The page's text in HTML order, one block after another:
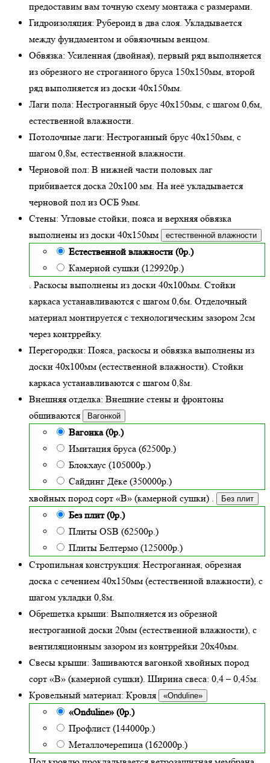
предоставим вам точную схему монтажа с размерами.
Гидроизоляция: Рубероид в два слоя. Укладывается
между фундаментом и обвязочным венцом.
Обвязка: Усиленная (двойная), первый ряд выполняется
из обрезного не строганного бруса 150х150мм, второй
ряд выполняется из доски 40х150мм.
Лаги пола: Нестроганный брус 40х150мм, с шагом 0,6м,
естественной влажности.
Потолочные лаги: Нестроганный брус 40х150мм, с
шагом 0,8м, естественной влажности.
Черновой пол: В нижней части половых лаг
прибивается доска 20х100 мм. На неё укладывается
черновой пол из ОСБ 9мм.
Стены: Угловые стойки, пояса и верхняя обвязка
выполнены из доски 40х150мм естественной влажности
Естественной влажности (0р.)
Камерной сушки (129920р.)
. Раскосы выполнены из доски 40х100мм. Стойки
каркаса устанавливаются с шагом 0,6м. Отделочный
материал монтируется с технологическим зазором 2см
через контррейку.
Перегородки: Пояса, раскосы и обвязка выполнены из
доски 40х100мм (естественной влажности). Стойки
каркаса устанавливаются с шагом 0,8м.
Внешняя отделка: Внешние стены и фронтоны
обшиваются
Вагонкой
Вагонка (0р.)
Имитация бруса (62500р.)
Блокхаус (105000р.)
Сайдинг Дёке (350000р.)
хвойных пород сорт «В» (камерной сушки) . Без плит
Без плит (0р.)
Плиты OSB (62500р.)
Плиты Белтермо (125000р.)
Стропильная конструкция: Нестроганная, обрезная
доска с сечением 40х150мм (естественной влажности), с
шагом укладки 0,8м.
Обрешетка крыши: Выполняется из обрезной
нестроганной доски 20мм (естественной влажности), с
вентиляционным зазором из контррейки 20х40мм.
Свесы крыши: Зашиваются вагонкой хвойных пород
сорт «В» (камерной сушки). Ширина свеса: 0,4 – 0,45м.
Кровельный материал: Кровля «Onduline»
«Onduline» (0р.)
Профлист (144000р.)
Металлочерепица (162000р.)